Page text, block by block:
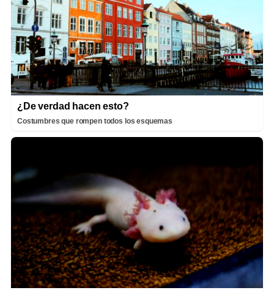
¿De verdad hacen esto?
Costumbres que rompen todos los esquemas